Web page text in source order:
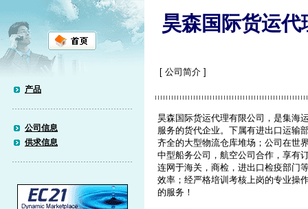
产品
公司信息
供求信息
昊森国际货运代
[ 公司简介 ]
昊森国际货运代理有限公司，是集海
服务的货代企业。下属有进出口运输
齐全的大型物流仓库堆场；公司在世
中型船务公司，航空公司合作，享有
连网于海关，商检，进出口检疫部门
效率；经严格培训考核上岗的专业操
的服务！